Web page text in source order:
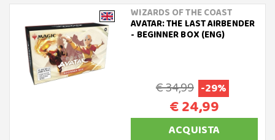
WIZARDS OF THE COAST
AVATAR: THE LAST AIRBENDER
- BEGINNER BOX (ENG)
€ 34,99 -29%
€ 24,99
ACQUISTA